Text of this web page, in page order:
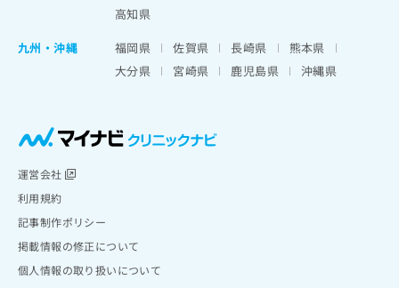
高知県
九州・沖縄
福岡県 佐賀県 長崎県
熊本県
大分県
宮崎県 鹿児島県 沖縄県
運営会社
利用規約
記事制作ポリシー
掲載情報の修正について
個人情報の取り扱いについて